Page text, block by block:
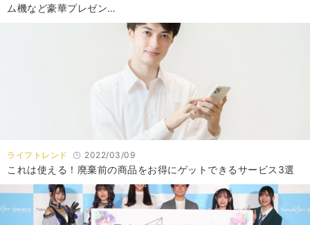
ム機など豪華プレゼン…
ライフトレンド 2022/03/09
これは使える！廃棄前の商品をお得にゲットできるサービス3選